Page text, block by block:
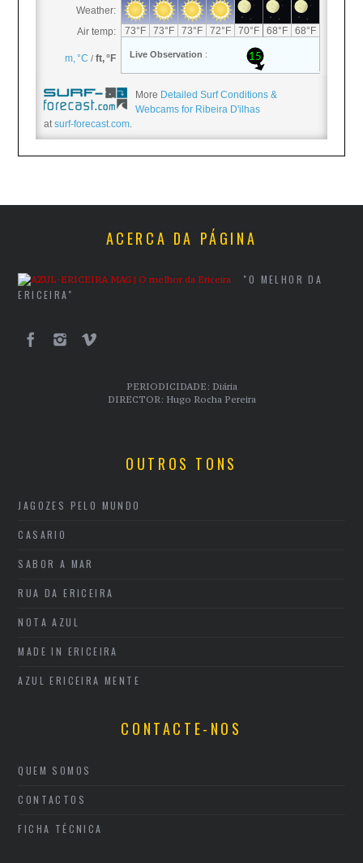
More Detailed Surf Conditions &
Webcams for Ribeira D'ilhas
atsurf-forecast.com.
ACERCA DA PÁGINA
"O MELHOR DA
ERICEIRA"
PERIODICIDADE: Diária
DIRECTOR: Hugo Rocha Pereira
OUTROS TONS
JAGOZES PELO MUNDO
CASARIO
SABOR A MAR
RUA DA ERICEIRA
NOTA AZUL
MADE IN ERICEIRA
AZUL ERICEIRA MENTE
CONTACTE-NOS
QUEM SOMOS
CONTACTOS
FICHA TÉCNICA